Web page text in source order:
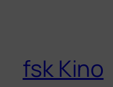
fsk Kino